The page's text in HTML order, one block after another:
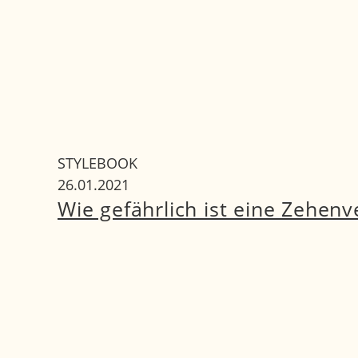
STYLEBOOK
26.01.2021
Wie gefährlich ist eine